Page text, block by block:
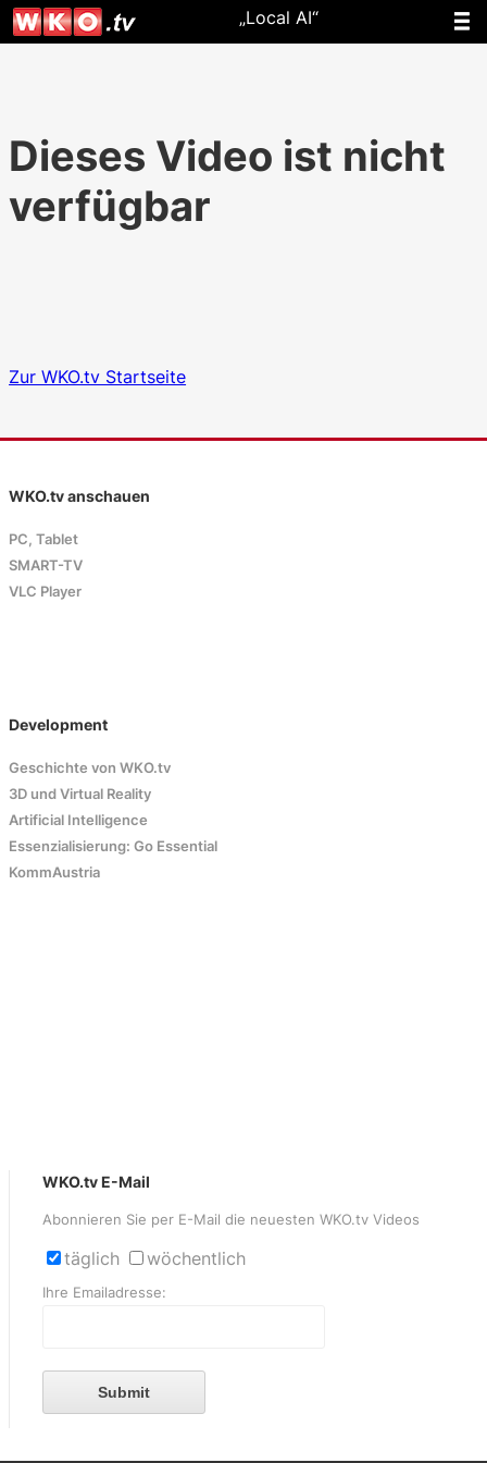
„Local AI“
Dieses Video ist nicht
verfügbar
Zur WKO.tv Startseite
WKO.tv anschauen
PC, Tablet
SMART-TV
VLC Player
Development
Geschichte von WKO.tv
3D und Virtual Reality
Artificial Intelligence
Essenzialisierung: Go Essential
KommAustria
WKO.tv E-Mail
Abonnieren Sie per E-Mail die neuesten WKO.tv Videos
täglich wöchentlich
Ihre Emailadresse:
Submit